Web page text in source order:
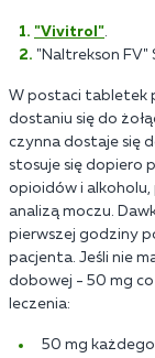
"Vivitrol".
"Naltrekson FV"
W postaci tabletek
dostaniu się do
czynna dostaje się
stosuje się dopiero
opioidów i
analizą moczu.
pierwszej godziny
pacjenta. Jeśli nie
dobowej - 50 mg
leczenia:
50 mg